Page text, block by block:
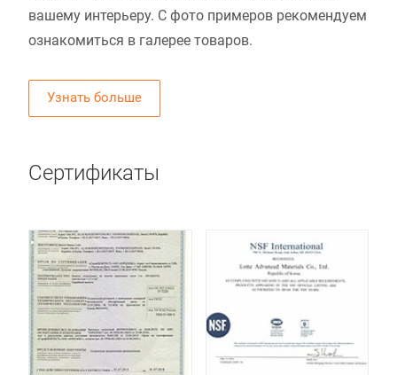
вашему интерьеру. С фото примеров рекомендуем
ознакомиться в галерее товаров.
Узнать больше
Сертификаты